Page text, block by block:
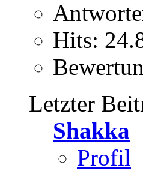
Hits:
Letzter
Shakka
Profil